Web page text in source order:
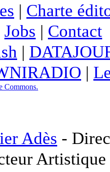
| Charte
Jobs | Contact
|
|
Commons.
Adès -